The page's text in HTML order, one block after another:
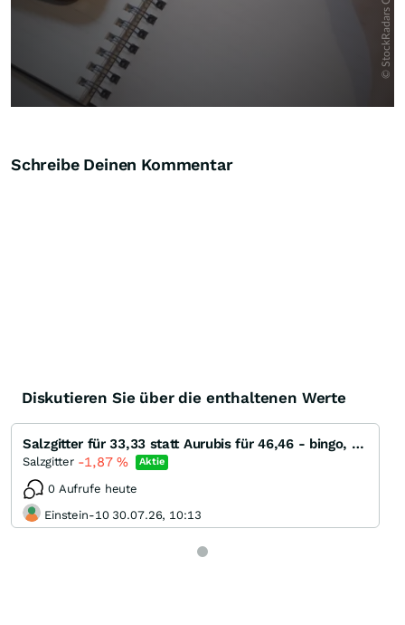
Schreibe Deinen Kommentar
Diskutieren Sie über die enthaltenen Werte
Salzgitter für 33,33 statt Aurubis für 46,46 - bingo, bingo, bingo!
Salzgitter -1,87 % Aktie
0 Aufrufe heute
Einstein-10 30.07.26, 10:13